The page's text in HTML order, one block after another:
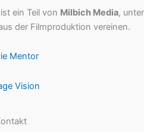
ein Teil von Milbich Media, unter
der Filmproduktion vereinen.
Mentor
Vision